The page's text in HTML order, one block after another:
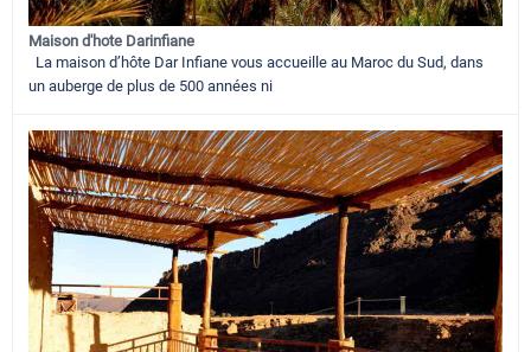
Maison d'hote Darinfiane
La maison d’hôte Dar Infiane vous accueille au Maroc du Sud, dans
un auberge de plus de 500 années ni